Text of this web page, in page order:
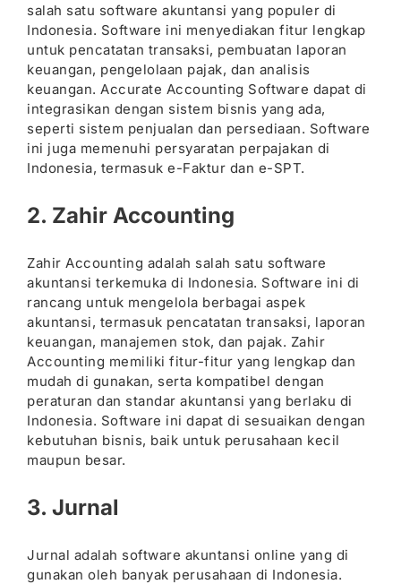
salah satu software akuntansi yang populer di
Indonesia. Software ini menyediakan fitur lengkap
untuk pencatatan transaksi, pembuatan laporan
keuangan, pengelolaan pajak, dan analisis
keuangan. Accurate Accounting Software dapat di
integrasikan dengan sistem bisnis yang ada,
seperti sistem penjualan dan persediaan. Software
ini juga memenuhi persyaratan perpajakan di
Indonesia, termasuk e-Faktur dan e-SPT.
2. Zahir Accounting
Zahir Accounting adalah salah satu software
akuntansi terkemuka di Indonesia. Software ini di
rancang untuk mengelola berbagai aspek
akuntansi, termasuk pencatatan transaksi, laporan
keuangan, manajemen stok, dan pajak. Zahir
Accounting memiliki fitur-fitur yang lengkap dan
mudah di gunakan, serta kompatibel dengan
peraturan dan standar akuntansi yang berlaku di
Indonesia. Software ini dapat di sesuaikan dengan
kebutuhan bisnis, baik untuk perusahaan kecil
maupun besar.
3. Jurnal
Jurnal adalah software akuntansi online yang di
gunakan oleh banyak perusahaan di Indonesia.